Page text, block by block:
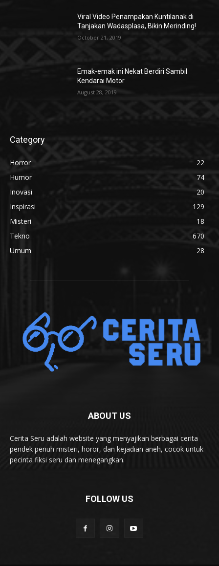
Viral Video Penampakan Kuntilanak di
Tanjakan Wadasplasa, Bikin Merinding!
October 21, 2019
Emak-emak ini Nekat Berdiri Sambil
Kendarai Motor
August 28, 2019
Category
Horror
22
Humor
74
Inovasi
20
Inspirasi
129
Misteri
18
Tekno
670
Umum
28
ABOUT US
Cerita Seru adalah website yang menyajikan berbagai cerita
pendek penuh misteri, horor, dan kejadian aneh, cocok untuk
pecinta fiksi seru dan menegangkan.
FOLLOW US